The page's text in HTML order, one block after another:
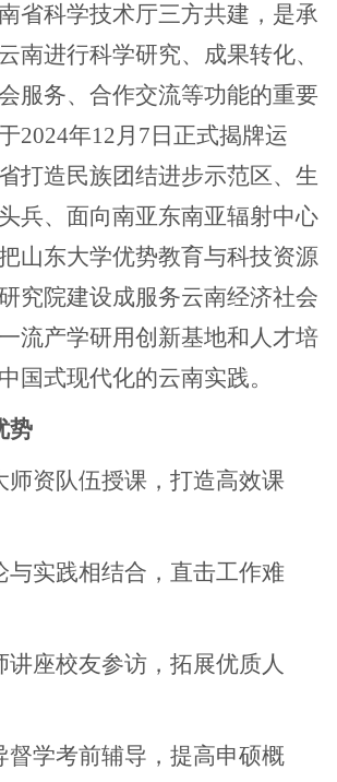
省科学技术厅三方共建，是承
南进行科学研究、成果转化、
服务、合作交流等功能的重要
2024年12月7日正式揭牌运
打造民族团结进步示范区、生
兵、面向南亚东南亚辐射中心
山东大学优势教育与科技资源
究院建设成服务云南经济社会
流产学研用创新基地和人才培
国式现代化的云南实践。
势
师资队伍授课，打造高效课
与实践相结合，直击工作难
讲座校友参访，拓展优质人
督学考前辅导，提高申硕概